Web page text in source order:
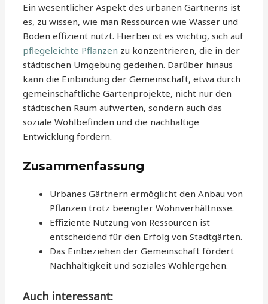
Ein wesentlicher Aspekt des urbanen Gärtnerns ist
es, zu wissen, wie man Ressourcen wie Wasser und
Boden effizient nutzt. Hierbei ist es wichtig, sich auf
pflegeleichte Pflanzen zu konzentrieren, die in der
städtischen Umgebung gedeihen. Darüber hinaus
kann die Einbindung der Gemeinschaft, etwa durch
gemeinschaftliche Gartenprojekte, nicht nur den
städtischen Raum aufwerten, sondern auch das
soziale Wohlbefinden und die nachhaltige
Entwicklung fördern.
Zusammenfassung
Urbanes Gärtnern ermöglicht den Anbau von
Pflanzen trotz beengter Wohnverhältnisse.
Effiziente Nutzung von Ressourcen ist
entscheidend für den Erfolg von Stadtgärten.
Das Einbeziehen der Gemeinschaft fördert
Nachhaltigkeit und soziales Wohlergehen.
Auch interessant: